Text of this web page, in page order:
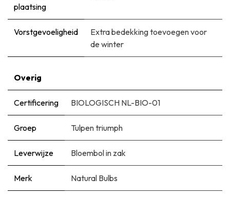
plaatsing
Vorstgevoeligheid
Extra bedekking toevoegen voor
de winter
Overig
Certificering BIOLOGISCH NL-BIO-01
Groep Tulpen triumph
Leverwijze Bloembol in zak
Merk Natural Bulbs